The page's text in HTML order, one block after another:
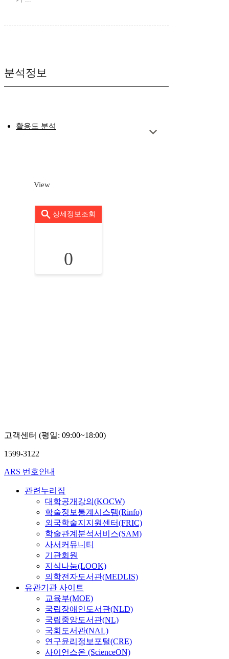
분석정보
활용도 분석
View
상세정보조회
0
고객센터 (평일: 09:00~18:00)
1599-3122
ARS 번호안내
관련누리집
대학공개강의(KOCW)
학술정보통계시스템(Rinfo)
외국학술지지원센터(FRIC)
학술관계분석서비스(SAM)
사서커뮤니티
기관회원
지식나눔(LOOK)
의학전자도서관(MEDLIS)
유관기관 사이트
교육부(MOE)
국립장애인도서관(NLD)
국립중앙도서관(NL)
국회도서관(NAL)
연구윤리정보포털(CRE)
사이언스온 (ScienceON)